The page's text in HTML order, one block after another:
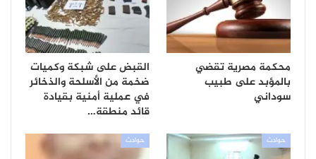
محكمة مصرية تقضي
بالمؤبد على طبيب
سوداني
القبض على شبكة وكميات
ضخمة من الأسلحة والذخائر
في عملية أمنية بقيادة
قائد منطقة…
حوادث حوادث